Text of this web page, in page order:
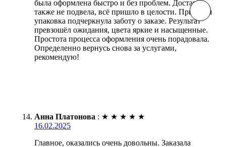
была оформлена быстро и без проблем. Доставка
также не подвела, всё пришло в целости. Приятная
упаковка подчеркнула заботу о заказе. Результат
превзошёл ожидания, цвета яркие и насыщенные.
Простота процесса оформления очень порадовала.
Определенно вернусь снова за услугами,
рекомендую!
Анна Платонова : ★ ★ ★ ★ ★
16.02.2025
Главное, оказались очень довольны. Заказала